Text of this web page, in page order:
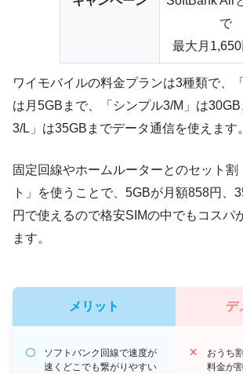
で
最大月1,650
ワイモバイルの料金プランは3種類で、
は月5GBまで、「シンプル3/M」は
3/L」は35GBまでデータ通信を使えます。
固定回線やホームルーターとのセット割
ト」を使うことで、5GBが月額858円、
円で使えるので格安SIMの中でもコスパ
ます。
メリット
ソフトバンク回線で速度が
速くどこでも繋がりやすい
デ
おうち
料金が